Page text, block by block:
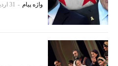
واژه پیام - 31 اردیبهشت 1402